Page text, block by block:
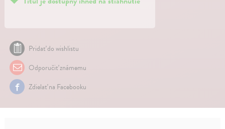
Pridať do wishlistu
Odporučiť známemu
Zdielať na Facebooku